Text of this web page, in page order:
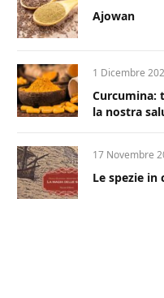
Ajowan
1 Dicembre
Curcumina:
la nostra
17 Novembre
Le spezie